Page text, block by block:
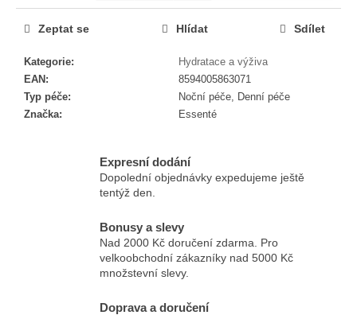
Kategorie:
Hydratace a výživa
EAN:
8594005863071
Typ péče:
Noční péče, Denní péče
Značka: Essenté
Zeptat se Hlídat Sdílet
Expresní dodání
Dopolední objednávky expedujeme ještě
tentýž den.
Bonusy a slevy
Nad 2000 Kč doručení zdarma. Pro
velkoobchodní zákazníky nad 5000 Kč
množstevní slevy.
Doprava a doručení
PREMIUM
HYDRATAČNÍ
KRÉM
590
Kč